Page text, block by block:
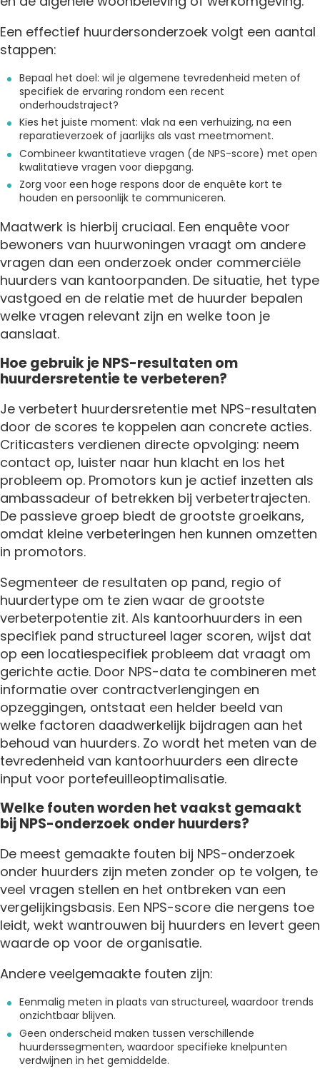
Een effectief huurdersonderzoek volgt een aantal
stappen:
Bepaal het doel: wil je algemene tevredenheid meten of
specifiek de ervaring rondom een recent
onderhoudstraject?
Kies het juiste moment: vlak na een verhuizing, na een
reparatieverzoek of jaarlijks als vast meetmoment.
Combineer kwantitatieve vragen (de NPS-score) met open
kwalitatieve vragen voor diepgang.
Zorg voor een hoge respons door de enquête kort te
houden en persoonlijk te communiceren.
Maatwerk is hierbij cruciaal. Een enquête voor
bewoners van huurwoningen vraagt om andere
vragen dan een onderzoek onder commerciële
huurders van kantoorpanden. De situatie, het type
vastgoed en de relatie met de huurder bepalen
welke vragen relevant zijn en welke toon je
aanslaat.
Hoe gebruik je NPS-resultaten om
huurdersretentie te verbeteren?
Je verbetert huurdersretentie met NPS-resultaten
door de scores te koppelen aan concrete acties.
Criticasters verdienen directe opvolging: neem
contact op, luister naar hun klacht en los het
probleem op. Promotors kun je actief inzetten als
ambassadeur of betrekken bij verbetertrajecten.
De passieve groep biedt de grootste groeikans,
omdat kleine verbeteringen hen kunnen omzetten
in promotors.
Segmenteer de resultaten op pand, regio of
huurdertype om te zien waar de grootste
verbeterpotentie zit. Als kantoorhuurders in een
specifiek pand structureel lager scoren, wijst dat
op een locatiespecifiek probleem dat vraagt om
gerichte actie. Door NPS-data te combineren met
informatie over contractverlengingen en
opzeggingen, ontstaat een helder beeld van
welke factoren daadwerkelijk bijdragen aan het
behoud van huurders. Zo wordt het meten van de
tevredenheid van kantoorhuurders een directe
input voor portefeuilleoptimalisatie.
Welke fouten worden het vaakst gemaakt
bij NPS-onderzoek onder huurders?
De meest gemaakte fouten bij NPS-onderzoek
onder huurders zijn meten zonder op te volgen, te
veel vragen stellen en het ontbreken van een
vergelijkingsbasis. Een NPS-score die nergens toe
leidt, wekt wantrouwen bij huurders en levert geen
waarde op voor de organisatie.
Andere veelgemaakte fouten zijn:
Eenmalig meten in plaats van structureel, waardoor trends
onzichtbaar blijven.
Geen onderscheid maken tussen verschillende
huurderssegmenten, waardoor specifieke knelpunten
verdwijnen in het gemiddelde.